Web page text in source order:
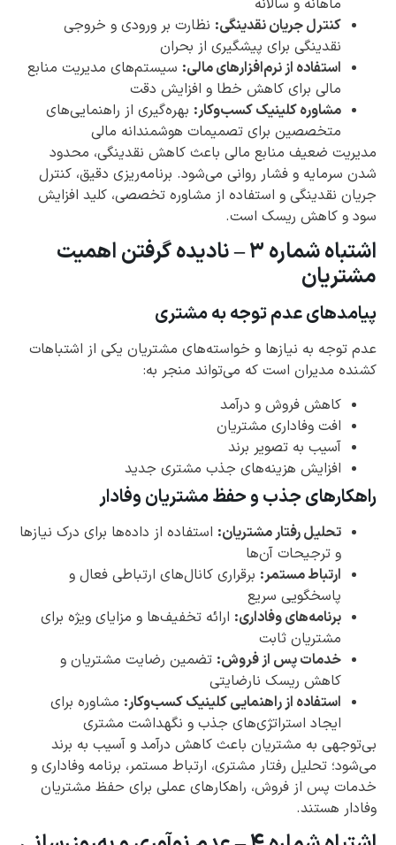
کنترل جریان نقدینگی: نظارت بر ورودی و خروجی
نقدینگی برای پیشگیری از بحران
استفاده از نرم‌افزارهای مالی: سیستم‌های مدیریت منابع
مالی برای کاهش خطا و افزایش دقت
مشاوره کلینیک کسب‌وکار: بهره‌گیری از راهنمایی‌های
متخصصین برای تصمیمات هوشمندانه مالی
مدیریت ضعیف منابع مالی باعث کاهش نقدینگی، محدود
شدن سرمایه و فشار روانی می‌شود. برنامه‌ریزی دقیق، کنترل
جریان نقدینگی و استفاده از مشاوره تخصصی، کلید افزایش
سود و کاهش ریسک است.
اشتباه شماره ۳ – نادیده گرفتن اهمیت
مشتریان
پیامدهای عدم توجه به مشتری
عدم توجه به نیازها و خواسته‌های مشتریان یکی از اشتباهات
کشنده مدیران است که می‌تواند منجر به:
کاهش فروش و درآمد
افت وفاداری مشتریان
آسیب به تصویر برند
افزایش هزینه‌های جذب مشتری جدید
راهکارهای جذب و حفظ مشتریان وفادار
تحلیل رفتار مشتریان: استفاده از داده‌ها برای درک نیازها
و ترجیحات آن‌ها
ارتباط مستمر: برقراری کانال‌های ارتباطی فعال و
پاسخگویی سریع
برنامه‌های وفاداری: ارائه تخفیف‌ها و مزایای ویژه برای
مشتریان ثابت
خدمات پس از فروش: تضمین رضایت مشتریان و
کاهش ریسک نارضایتی
استفاده از راهنمایی کلینیک کسب‌وکار: مشاوره برای
ایجاد استراتژی‌های جذب و نگهداشت مشتری
بی‌توجهی به مشتریان باعث کاهش درآمد و آسیب به برند
می‌شود؛ تحلیل رفتار مشتری، ارتباط مستمر، برنامه وفاداری و
خدمات پس از فروش، راهکارهای عملی برای حفظ مشتریان
وفادار هستند.